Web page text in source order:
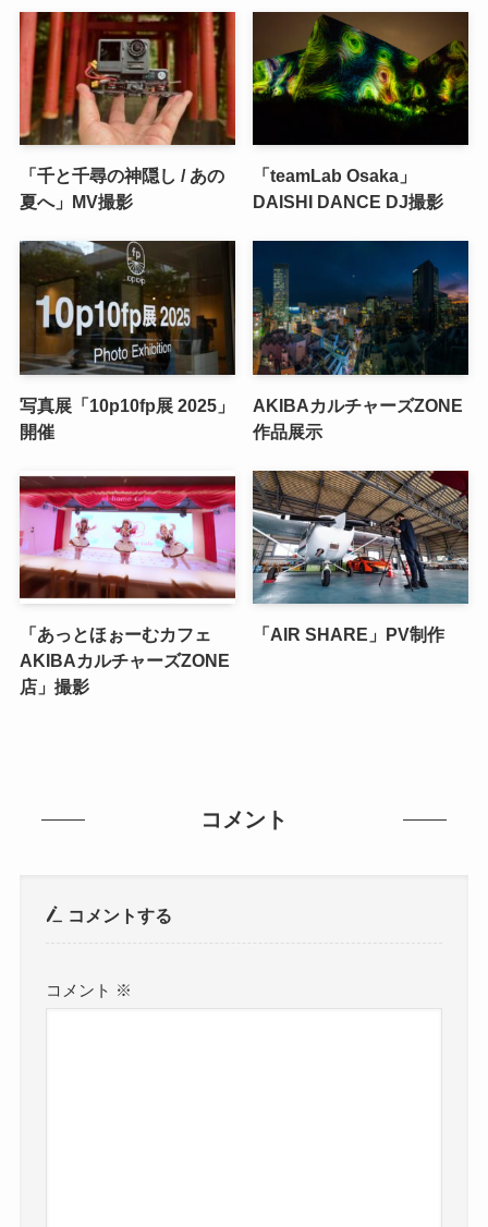
「千と千尋の神隠し / あの
夏へ」MV撮影
「teamLab Osaka」
DAISHI DANCE DJ撮影
写真展「10p10fp展 2025」
開催
AKIBAカルチャーズZONE
作品展示
「あっとほぉーむカフェ
AKIBAカルチャーズZONE
店」撮影
「AIR SHARE」PV制作
コメント
コメントする
コメント ※